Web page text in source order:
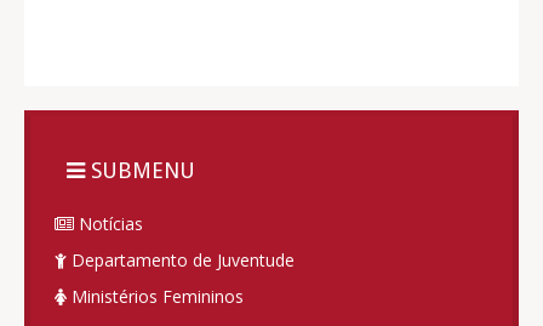
SUBMENU
Notícias
Departamento de Juventude
Ministérios Femininos